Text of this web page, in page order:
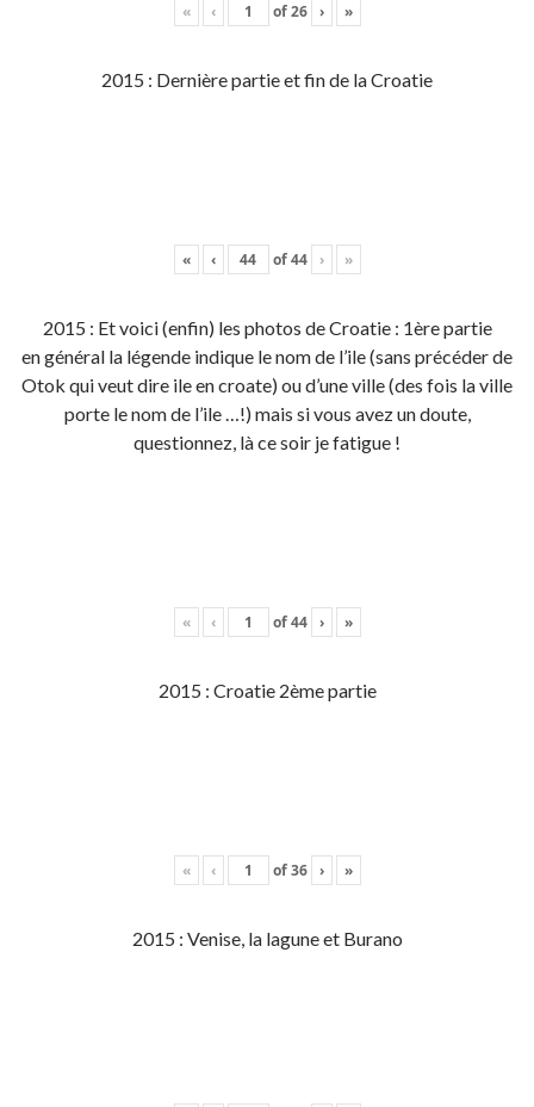
« ‹ of26 › »
2015 : Dernière partie et fin de la Croatie
« ‹ of44 › »
2015 : Et voici (enfin) les photos de Croatie : 1ère partie
en général la légende indique le nom de l’ile (sans précéder de
Otok qui veut dire ile en croate) ou d’une ville (des fois la ville
porte le nom de l’ile …!) mais si vous avez un doute,
questionnez, là ce soir je fatigue !
« ‹ of44 › »
2015 : Croatie 2ème partie
« ‹ of36 › »
2015 : Venise, la lagune et Burano